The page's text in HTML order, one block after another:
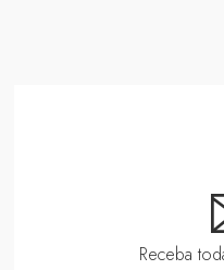
Receba